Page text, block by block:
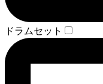
ドラムセット